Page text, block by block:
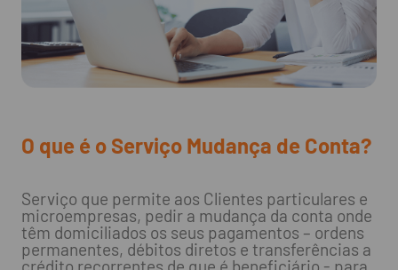
O que é o Serviço Mudança de Conta?
Serviço que permite aos Clientes particulares e
microempresas, pedir a mudança da conta onde
têm domiciliados os seus pagamentos – ordens
permanentes, débitos diretos e transferências a
crédito recorrentes de que é beneficiário - para